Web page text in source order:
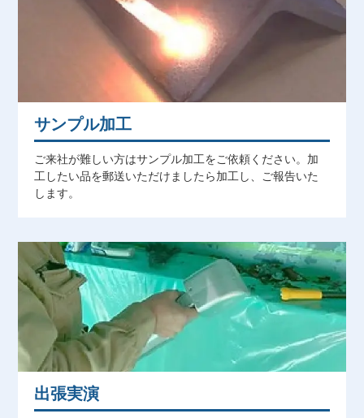
サンプル加工
ご来社が難しい方はサンプル加工をご依頼ください。加
工したい品を郵送いただけましたら加工し、ご報告いた
します。
出張実演